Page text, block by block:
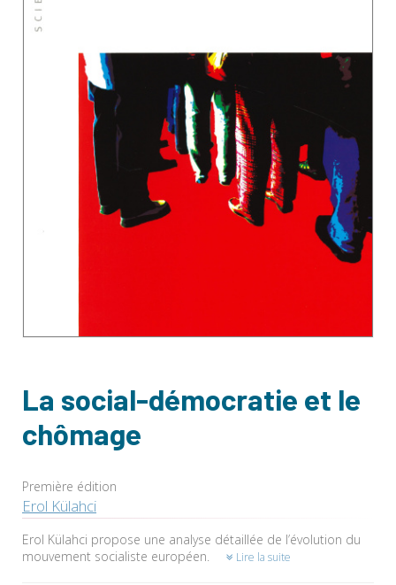
La social-démocratie et le
chômage
Première édition
Erol Külahci
Erol Külahci propose une analyse détaillée de l’évolution du
mouvement socialiste européen.
Lire la suite